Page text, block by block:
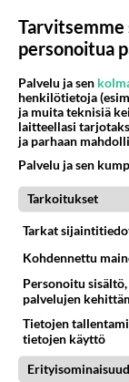
Euroviisujen
lähetyksinä Ylen
lauantaina 16.5.
Katso tv-ohjelma-
K. Kurki
Asiasanat:
Turquoise Carpet
Eurovision Song
Eurovision Song
Euroviisut
personoitua
Palvelu ja sen
henkilötietoja
ja muita teknisiä
laitteellasi
ja parhaan
Palvelu ja sen
Tarkoitukset
Tarkat
Kohdennettu
Personoitu
palvelujen
Tietojen
tietojen käyttö